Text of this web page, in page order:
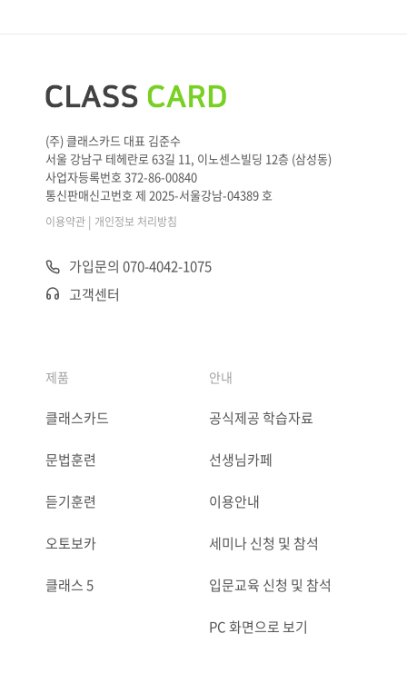
(주) 클래스카드 대표 김준수
서울 강남구 테헤란로 63길 11, 이노센스빌딩 12층 (삼성동)
사업자등록번호 372-86-00840
통신판매신고번호 제 2025-서울강남-04389 호
이용약관 | 개인정보 처리방침
가입문의 070-4042-1075
고객센터
제품
클래스카드
문법훈련
듣기훈련
오토보카
클래스 5
안내
공식제공 학습자료
선생님카페
이용안내
세미나 신청 및 참석
입문교육 신청 및 참석
PC 화면으로 보기